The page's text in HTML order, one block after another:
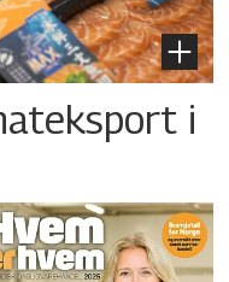
i